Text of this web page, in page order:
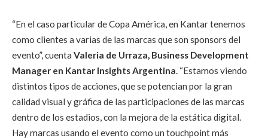
“En el caso particular de Copa América, en Kantar tenemos
como clientes a varias de las marcas que son sponsors del
evento”, cuenta Valeria de Urraza, Business Development
Manager en Kantar Insights Argentina . “Estamos viendo
distintos tipos de acciones, que se potencian por la gran
calidad visual y gráfica de las participaciones de las marcas
dentro de los estadios, con la mejora de la estática digital.
Hay marcas usando el evento como un touchpoint más